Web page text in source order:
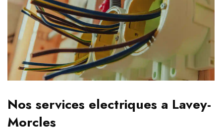
Nos services electriques a Lavey-
Morcles